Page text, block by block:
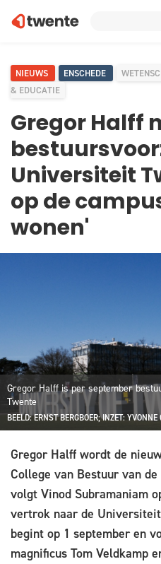
NIEUWS ENSCHEDE
& EDUCATIE
Gregor Halff
Universiteit
op de
wonen'
Gregor Halff is per september
Twente
BEELD: ERNST BERGBOER; INZET: YVONNE
Gregor Halff wordt de
College van Bestuur van
volgt Vinod Subramaniam
vertrok naar de
begint op 1 september en
magnificus Tom Veldkamp